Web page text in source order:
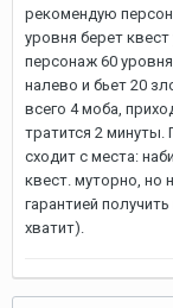
рекомендую
уровня берет
персонаж 60
налево и бьет 20
всего 4 моба,
тратится 2
сходит с места:
квест. муторно, но
гарантией
хватит).